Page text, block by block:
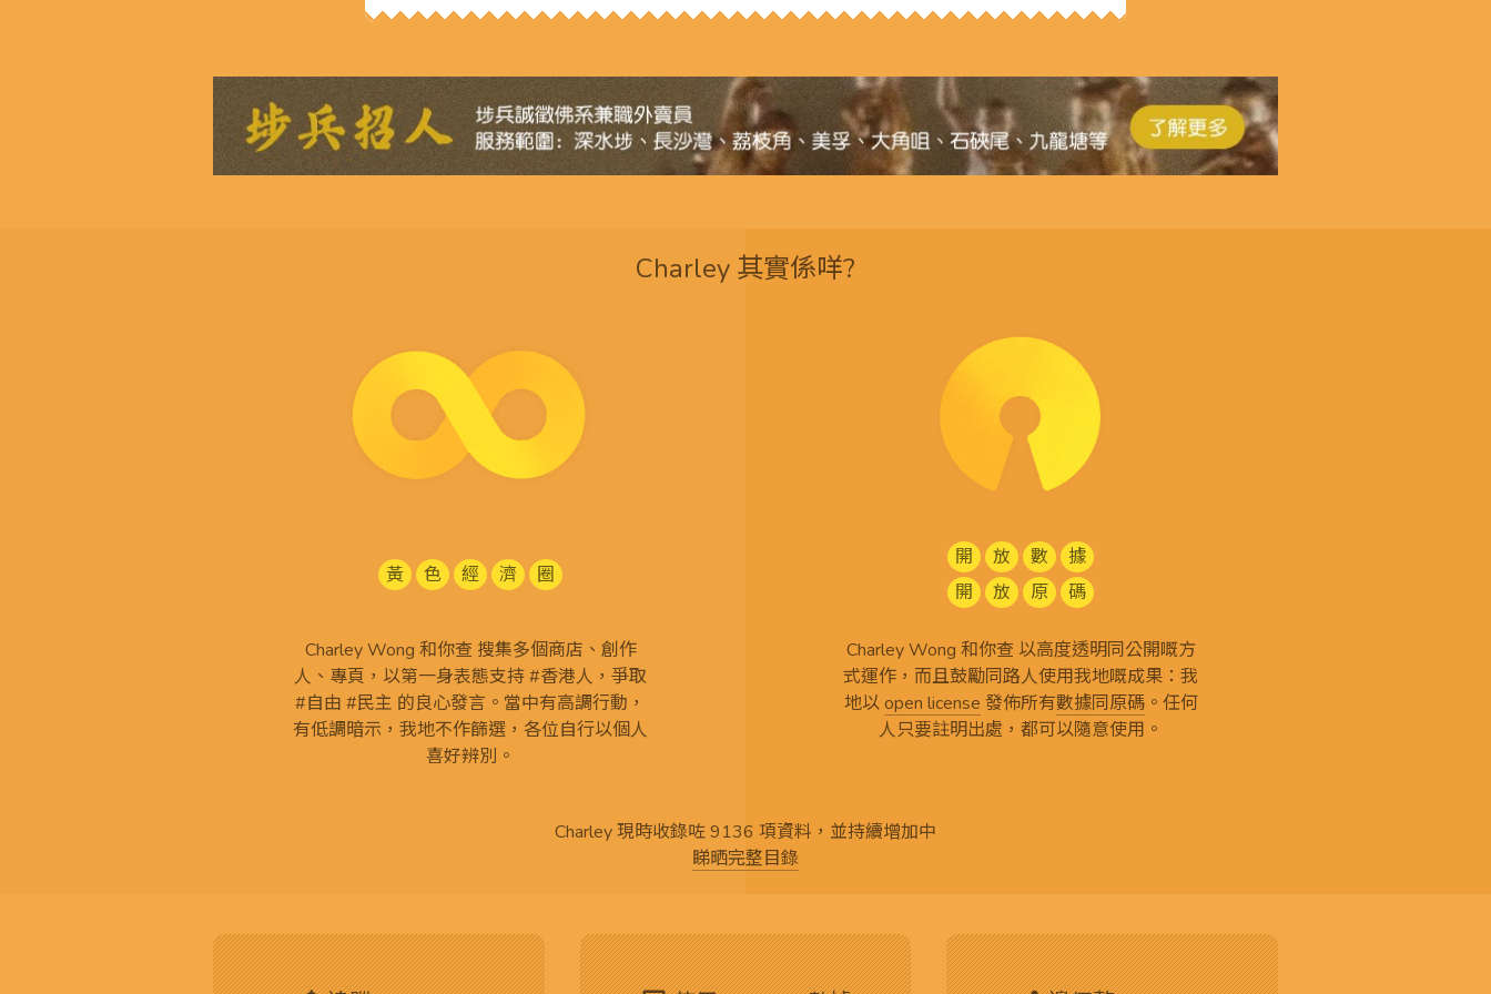
Charley 其實係咩?
黃 色 經 濟 圈
Charley Wong 和你查 搜集多個商店、創作
人、專頁，以第一身表態支持 #香港人，爭取
#自由 #民主 的良心發言。當中有高調行動，
有低調暗示，我地不作篩選，各位自行以個人
喜好辨別。
開 放 數
據
開
放 原 碼
Charley Wong 和你查 以高度透明同公開嘅方
式運作，而且鼓勵同路人使用我地嘅成果：我
地以open license 發佈所有數據同原碼。任何
人只要註明出處，都可以隨意使用。
Charley 現時收錄咗 9136 項資料，並持續增加中
睇晒完整目錄